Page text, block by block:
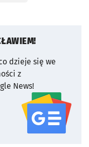
dzieje się we
z
News!
serwisu